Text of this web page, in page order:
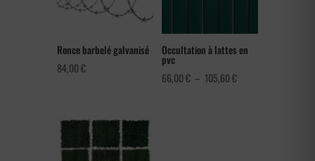
Ronce barbelé galvanisé
84,00€
Occultation à lattes en
pvc
66,00€ – 105,60€Plage